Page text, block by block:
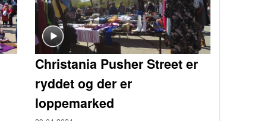
Christania Pusher Street er
ryddet og der er
loppemarked